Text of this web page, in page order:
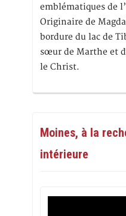
emblématiques de
Originaire de
bordure du lac de
sœur de Marthe et
le Christ.
Moines, à la
intérieure